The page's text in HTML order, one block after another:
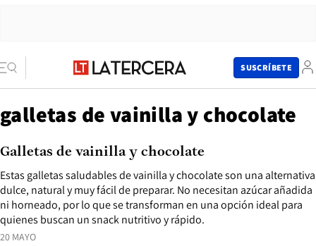
SUSCRÍBETE
galletas de vainilla y chocolate
20 MAYO
Estas galletas saludables de vainilla y chocolate son una alternativa
dulce, natural y muy fácil de preparar. No necesitan azúcar añadida
ni horneado, por lo que se transforman en una opción ideal para
quienes buscan un snack nutritivo y rápido.
Galletas de vainilla y chocolate